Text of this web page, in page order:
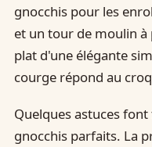
gnocchis pour les
et un tour de moulin
plat d'une élégante
courge répond au
Quelques astuces
gnocchis parfaits. La